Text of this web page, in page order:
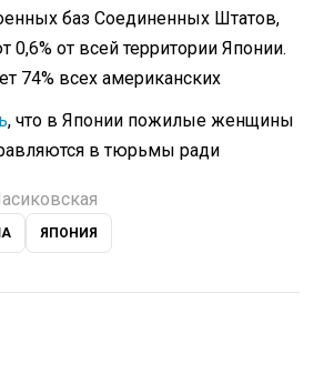
баз Соединенных Штатов,
0,6% от всей территории Японии.
74% всех американских
, что в Японии пожилые женщины
в тюрьмы ради
ЯПОНИЯ